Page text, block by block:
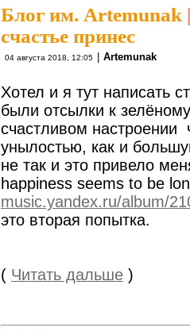
Блог им. Artemunak |
счастье принес
04 августа 2018, 12:05 Artemunak
Хотел и я тут написать
были отсылки к
счастливом настроении
унылостью, как и
не так и это привело
happiness seems to be
music.yandex.ru/album/
это вторая попытка.
( Читать дальше )